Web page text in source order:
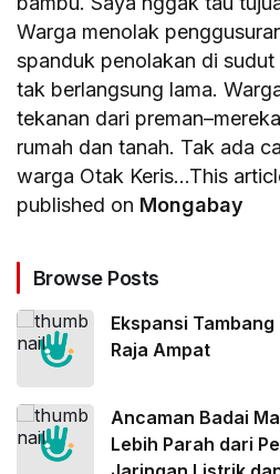
Warga menolak
spanduk penolakan di
tak berlangsung lama.
tekanan dari
rumah dan tanah. Tak ada
warga Otak Keris…This
published on Mongabay
Browse Posts
Ekspansi
Raja Ampat
Ancaman Badai
Lebih Parah dari